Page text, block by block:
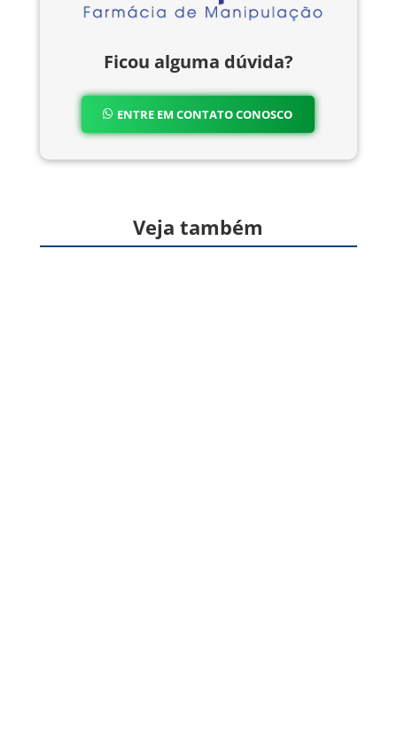
Ficou alguma dúvida?
ENTRE EM CONTATO CONOSCO
Veja também